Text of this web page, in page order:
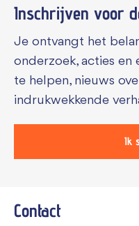
Contact
Inschrijven voor
Je ontvangt het
onderzoek, acties en
te helpen, nieuws
indrukwekkende
Ik